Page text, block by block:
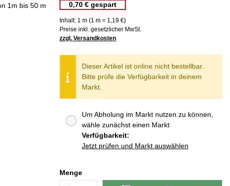
0,70 € gespart
Inhalt: 1 m (1 m = 1,19 €)
Preise inkl. gesetzlicher MwSt.
zzgl. Versandkosten
1m bis 50 m
Dieser Artikel ist online nicht bestellbar.
Bitte prüfe die Verfügbarkeit in deinem
Markt.
Um Abholung im Markt nutzen zu können,
wähle zunächst einen Markt
Verfügbarkeit:
Jetzt prüfen und Markt auswählen
Menge